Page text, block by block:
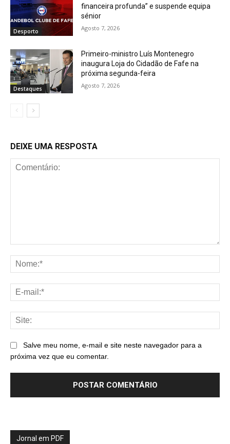
Desporto
financeira profunda” e suspende equipa
sénior
Agosto 7, 2026
Destaques
Primeiro-ministro Luís Montenegro
inaugura Loja do Cidadão de Fafe na
próxima segunda-feira
Agosto 7, 2026
DEIXE UMA RESPOSTA
Salve meu nome, e-mail e site neste navegador para a
próxima vez que eu comentar.
Jornal em PDF